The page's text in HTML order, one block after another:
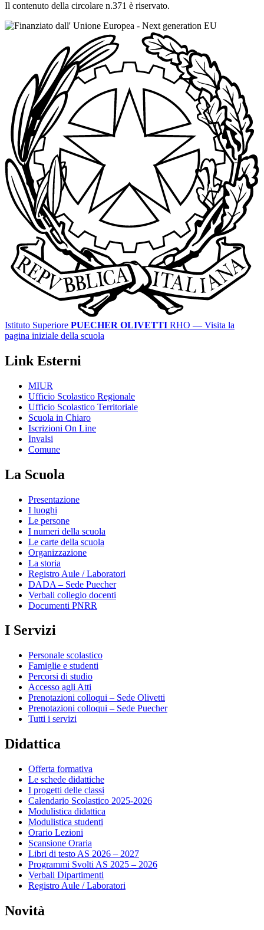
Il contenuto della circolare n.371 è riservato.
Istituto Superiore PUECHER OLIVETTI RHO — Visita la
pagina iniziale della scuola
Link Esterni
MIUR
Ufficio Scolastico Regionale
Ufficio Scolastico Territoriale
Scuola in Chiaro
Iscrizioni On Line
Invalsi
Comune
La Scuola
Presentazione
I luoghi
Le persone
I numeri della scuola
Le carte della scuola
Organizzazione
La storia
Registro Aule / Laboratori
DADA – Sede Puecher
Verbali collegio docenti
Documenti PNRR
I Servizi
Personale scolastico
Famiglie e studenti
Percorsi di studio
Accesso agli Atti
Prenotazioni colloqui – Sede Olivetti
Prenotazioni colloqui – Sede Puecher
Tutti i servizi
Didattica
Offerta formativa
Le schede didattiche
I progetti delle classi
Calendario Scolastico 2025-2026
Modulistica didattica
Modulistica studenti
Orario Lezioni
Scansione Oraria
Libri di testo AS 2026 – 2027
Programmi Svolti AS 2025 – 2026
Verbali Dipartimenti
Registro Aule / Laboratori
Novità